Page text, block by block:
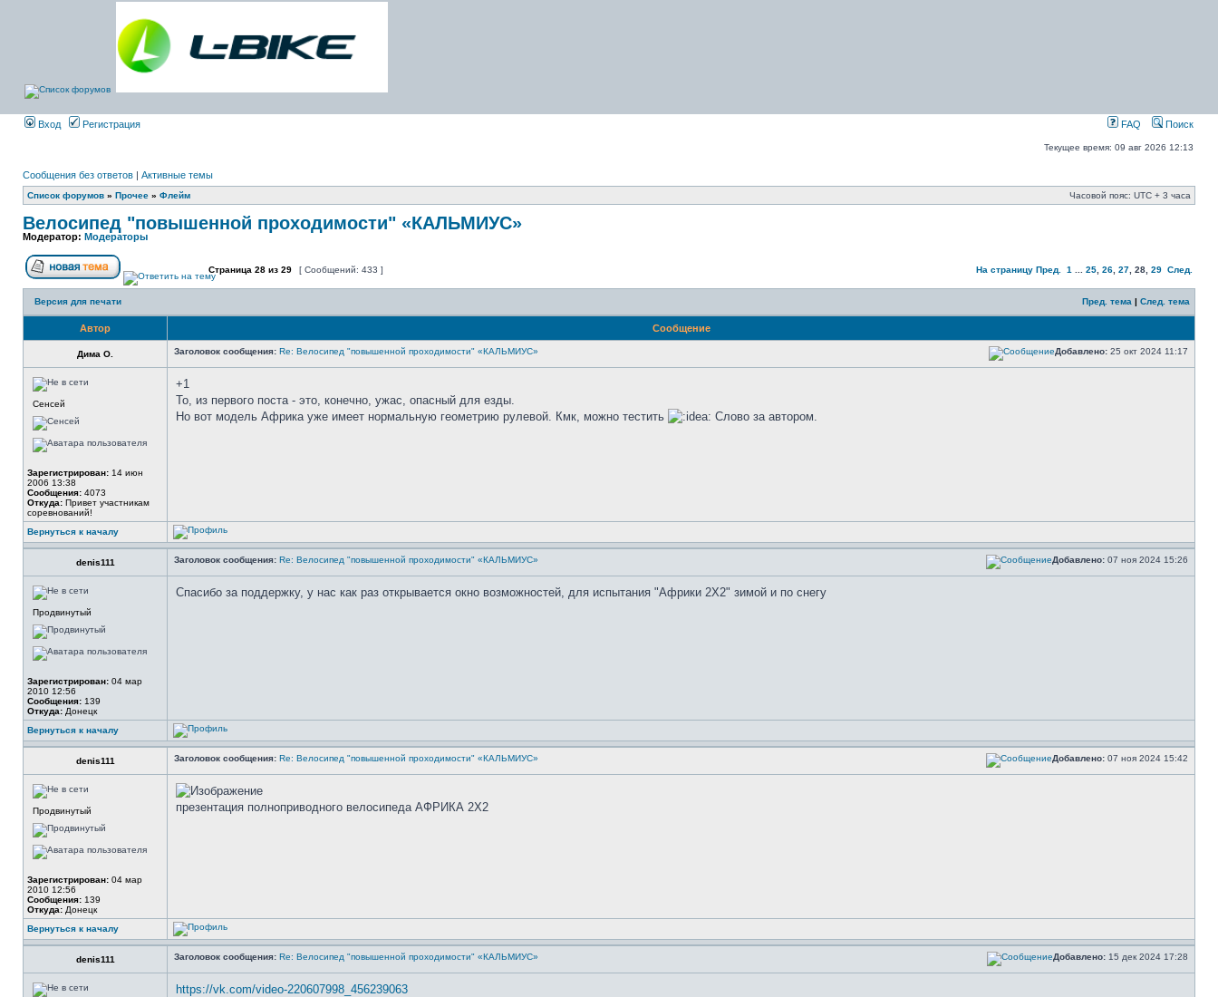
Вход Регистрация FAQ Поиск
Текущее время: 09 авг 2026 12:13
Сообщения без ответов | Активные темы
Список форумов » Прочее » Флейм Часовой пояс: UTC + 3 часа
Велосипед "повышенной проходимости" «КАЛЬМИУС»
Модератор: Модераторы
Страница 28 из 29 [ Сообщений: 433 ] На страницу Пред. 1 25 26 27 28 29 След.
Версия для печати Пред. тема | След. тема
Автор Сообщение
Дима О. Заголовок сообщения: Re: Велосипед "повышенной проходимости" «КАЛЬМИУС» Добавлено: 25 окт 2024 11:17
Сенсей
Зарегистрирован: 14 июн
2006 13:38
Сообщения: 4073
Откуда: Привет участникам
соревнований!
+1
То, из первого поста - это, конечно, ужас, опасный для езды.
Но вот модель Африка уже имеет нормальную геометрию рулевой. Кмк, можно тестить
Слово за автором.
Вернуться к началу
denis111 Заголовок сообщения: Re: Велосипед "повышенной проходимости" «КАЛЬМИУС» Добавлено: 07 ноя 2024 15:26
Продвинутый
Зарегистрирован: 04 мар
2010 12:56
Сообщения: 139
Откуда: Донецк
Спасибо за поддержку, у нас как раз открывается окно возможностей, для испытания "Африки 2Х2" зимой и по снегу
Вернуться к началу
denis111 Заголовок сообщения: Re: Велосипед "повышенной проходимости" «КАЛЬМИУС» Добавлено: 07 ноя 2024 15:42
Продвинутый
Зарегистрирован: 04 мар
2010 12:56
Сообщения: 139
Откуда: Донецк
презентация полноприводного велосипеда АФРИКА 2Х2
Вернуться к началу
denis111 Заголовок сообщения: Re: Велосипед "повышенной проходимости" «КАЛЬМИУС» Добавлено: 15 дек 2024 17:28
https://vk.com/video-220607998_456239063